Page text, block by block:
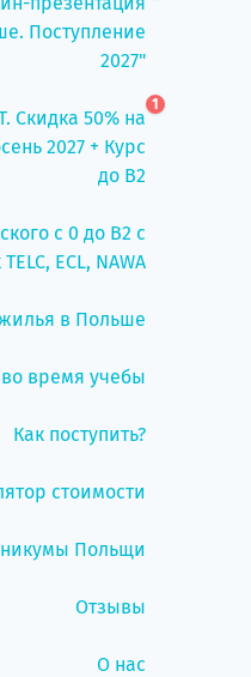
Поступление
2027"
Скидка 50% на
2027 + Курс
до B2
1
с 0 до B2 с
ECL, NAWA
в Польше
время учебы
Как поступить?
стоимости
Польщи
Отзывы
О нас